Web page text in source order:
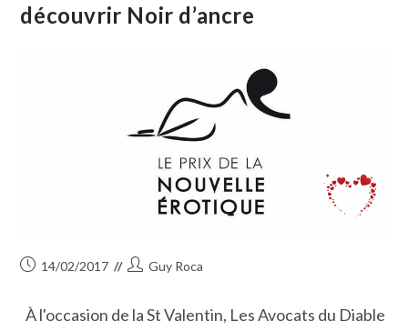
découvrir Noir d’ancre
Publication
14/02/2017
Auteur/autrice
publication :
Guy Roca
À l'occasion de la St Valentin, Les Avocats du Diable